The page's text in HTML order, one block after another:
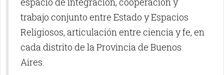
trabajo conjunto entre Estado y Espacios
Religiosos, articulación entre ciencia y fe, en
cada distrito de la Provincia de Buenos
Aires.